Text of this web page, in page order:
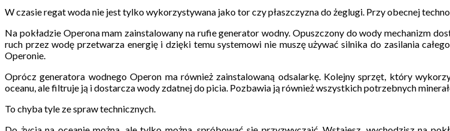
W czasie regat woda nie jest tylko wykorzystywana jako tor czy płaszczyzna do żeglugi. Przy obecnej
Na pokładzie Operona mam zainstalowany na rufie generator wodny. Opuszczony do wody mechanizm
ruch przez wodę przetwarza energię i dzięki temu systemowi nie muszę używać silnika do zasilania
Operonie.
Oprócz generatora wodnego Operon ma również zainstalowaną odsalarkę. Kolejny sprzęt, który
oceanu, ale filtruje ją i dostarcza wody zdatnej do picia. Pozbawia ją również wszystkich potrzebnych
To chyba tyle ze spraw technicznych.